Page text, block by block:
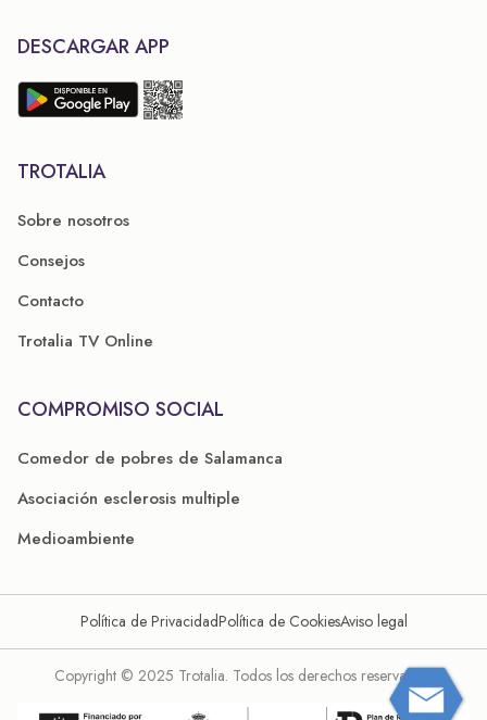
DESCARGAR APP
TROTALIA
Sobre nosotros
Consejos
Contacto
Trotalia TV Online
COMPROMISO SOCIAL
Comedor de pobres de Salamanca
Asociación esclerosis multiple
Medioambiente
Política de PrivacidadPolítica de CookiesAviso legal
Copyright © 2025 Trotalia. Todos los derechos reservados.